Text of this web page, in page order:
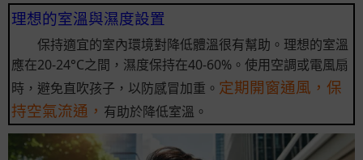
理想的室溫與濕度設置
保持適宜的室內環境對降低體溫很有幫助。理想的室溫
應在20-24°C之間，濕度保持在40-60%。使用空調或電風扇
時，避免直吹孩子，以防感冒加重。 定期開窗通風，保
持空氣流通， 有助於降低室溫。